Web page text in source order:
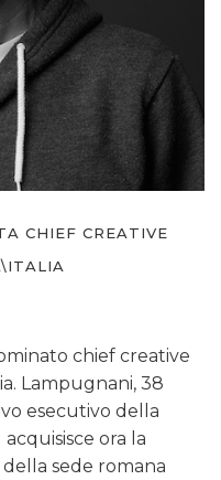
CHIEF CREATIVE
chief creative
Lampugnani, 38
esecutivo della
ora la
sede romana